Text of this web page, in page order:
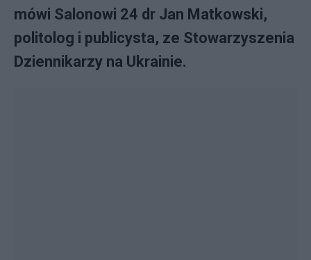
mówi Salonowi 24 dr Jan Matkowski,
politolog i publicysta, ze Stowarzyszenia
Dziennikarzy na Ukrainie.